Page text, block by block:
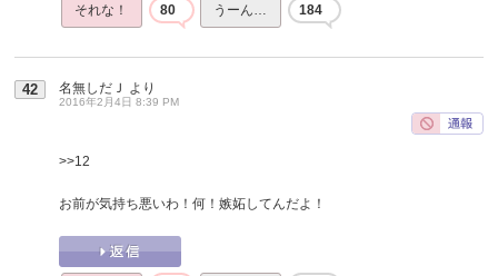
それな！ 80 うーん… 184
42 名無しだＪ より
2016年2月4日 8:39 PM
>>12
お前が気持ち悪いわ！何！嫉妬してんだよ！